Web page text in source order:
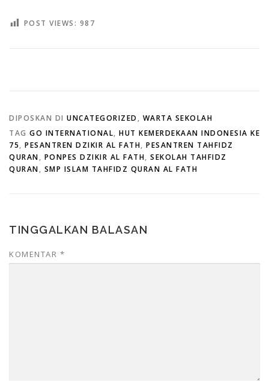
POST VIEWS: 987
DIPOSKAN DI UNCATEGORIZED , WARTA SEKOLAH
TAG GO INTERNATIONAL, HUT KEMERDEKAAN INDONESIA KE
75, PESANTREN DZIKIR AL FATH, PESANTREN TAHFIDZ
QURAN, PONPES DZIKIR AL FATH, SEKOLAH TAHFIDZ
QURAN, SMP ISLAM TAHFIDZ QURAN AL FATH
TINGGALKAN BALASAN
KOMENTAR *